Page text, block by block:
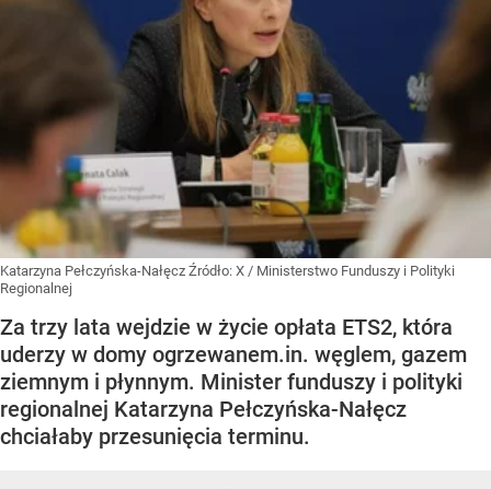
Katarzyna Pełczyńska-Nałęcz Źródło: X / Ministerstwo Funduszy i Polityki
Regionalnej
Za trzy lata wejdzie w życie opłata ETS2, która
uderzy w domy ogrzewanem.in. węglem, gazem
ziemnym i płynnym. Minister funduszy i polityki
regionalnej Katarzyna Pełczyńska-Nałęcz
chciałaby przesunięcia terminu.